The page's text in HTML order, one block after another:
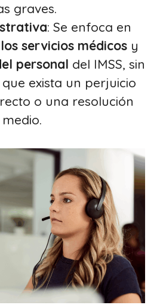
graves.
: Se enfoca en
servicios médicosy
personal del IMSS, sin
exista un perjuicio
o una resolución